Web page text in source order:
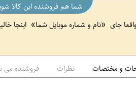
شما هم فروشنده این کالا
جای
نام و شماره موبایل شما اینجا
و مختصات نظرات فروشنده می